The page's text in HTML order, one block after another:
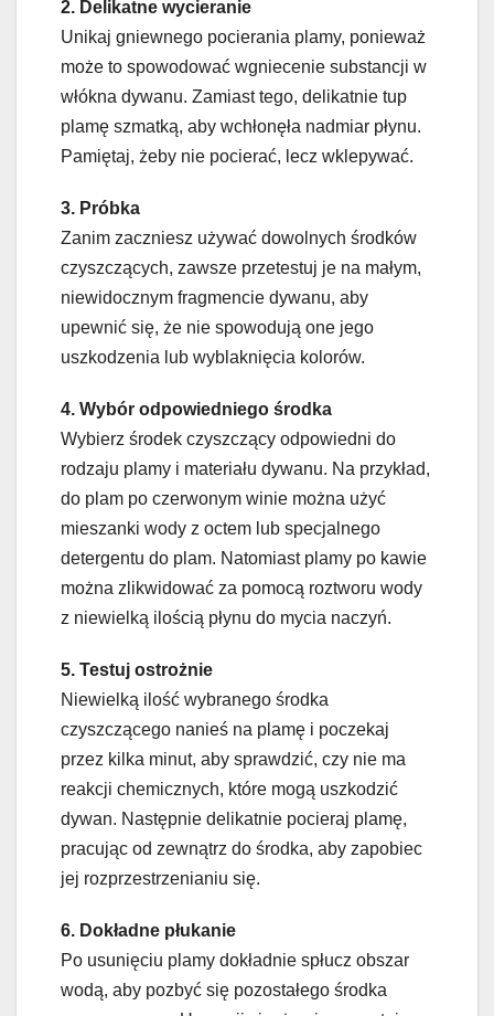
2. Delikatne wycieranie
Unikaj gniewnego pocierania plamy, ponieważ
może to spowodować wgniecenie substancji w
włókna dywanu. Zamiast tego, delikatnie tup
plamę szmatką, aby wchłonęła nadmiar płynu.
Pamiętaj, żeby nie pocierać, lecz wklepywać.
3. Próbka
Zanim zaczniesz używać dowolnych środków
czyszczących, zawsze przetestuj je na małym,
niewidocznym fragmencie dywanu, aby
upewnić się, że nie spowodują one jego
uszkodzenia lub wyblaknięcia kolorów.
4. Wybór odpowiedniego środka
Wybierz środek czyszczący odpowiedni do
rodzaju plamy i materiału dywanu. Na przykład,
do plam po czerwonym winie można użyć
mieszanki wody z octem lub specjalnego
detergentu do plam. Natomiast plamy po kawie
można zlikwidować za pomocą roztworu wody
z niewielką ilością płynu do mycia naczyń.
5. Testuj ostrożnie
Niewielką ilość wybranego środka
czyszczącego nanieś na plamę i poczekaj
przez kilka minut, aby sprawdzić, czy nie ma
reakcji chemicznych, które mogą uszkodzić
dywan. Następnie delikatnie pocieraj plamę,
pracując od zewnątrz do środka, aby zapobiec
jej rozprzestrzenianiu się.
6. Dokładne płukanie
Po usunięciu plamy dokładnie spłucz obszar
wodą, aby pozbyć się pozostałego środka